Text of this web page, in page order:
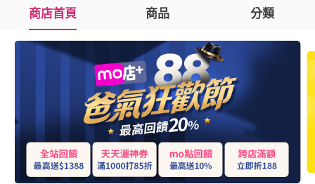
商店首頁 商品 分類